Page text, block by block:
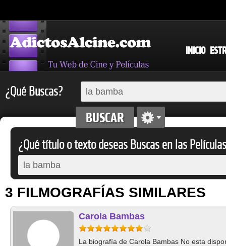
INICIO
¿Qué Buscas?
¿Qué título o texto deseas Buscas en las
3 FILMOGRAFÍAS SIMILARES
Carola Bambas
La biografía de Carola Bambas No esta